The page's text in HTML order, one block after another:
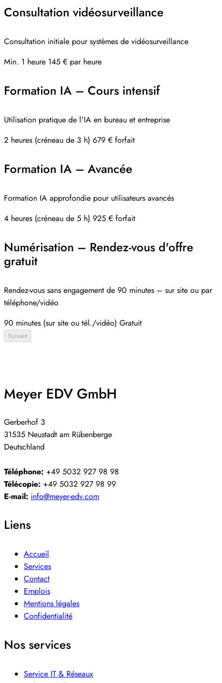
Consultation vidéosurveillance
Consultation initiale pour systèmes de vidéosurveillance
Min. 1 heure 145 € par heure
Formation IA – Cours intensif
Utilisation pratique de l'IA en bureau et entreprise
2 heures (créneau de 3 h) 679 € forfait
Formation IA – Avancée
Formation IA approfondie pour utilisateurs avancés
4 heures (créneau de 5 h) 925 € forfait
Numérisation – Rendez-vous d'offre
gratuit
Rendez-vous sans engagement de 90 minutes – sur site ou par
téléphone/vidéo
90 minutes (sur site ou tél./vidéo) Gratuit
Suivant
Meyer EDV GmbH
Gerberhof 3
31535 Neustadt am Rübenberge
Deutschland
Téléphone: +49 5032 927 98 98
Télécopie: +49 5032 927 98 99
E-mail: info@meyer-edv.com
Liens
Accueil
Services
Contact
Emplois
Mentions légales
Confidentialité
Nos services
Service IT & Réseaux